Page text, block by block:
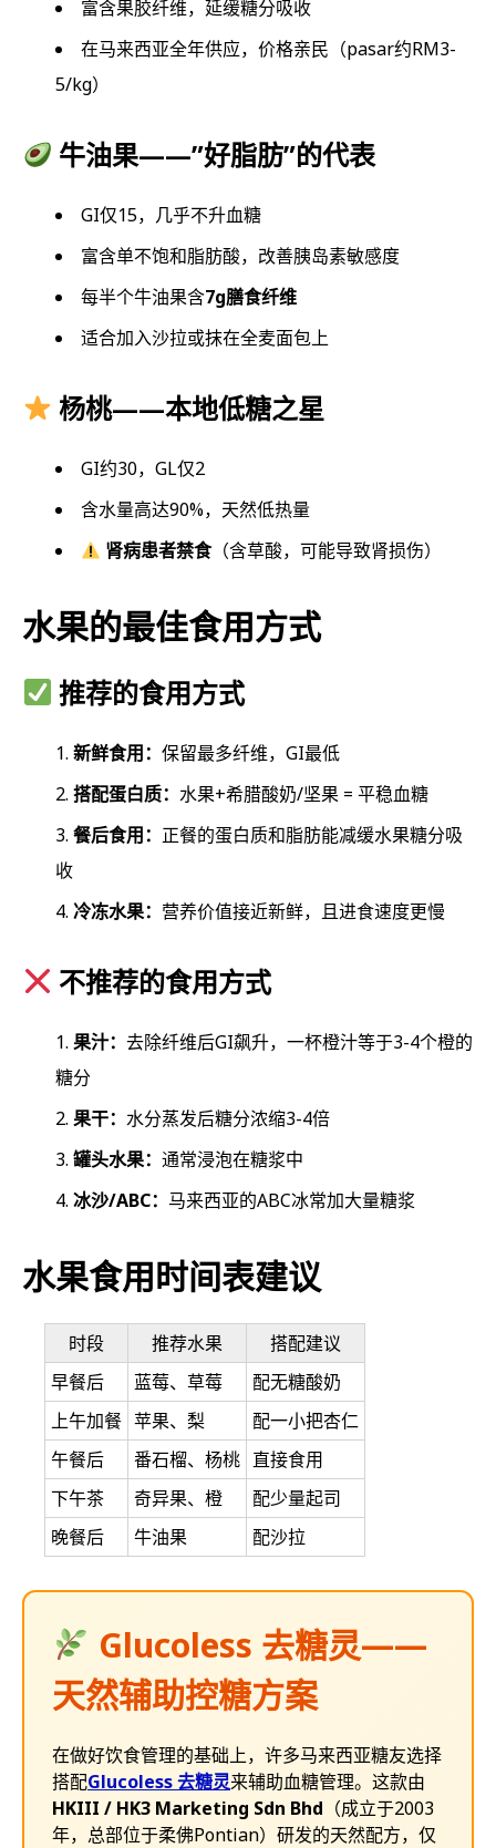
富含果胶纤维，延缓糖分吸收
在马来西亚全年供应，价格亲民（pasar约RM3-
5/kg）
牛油果——”好脂肪”的代表
GI仅15，几乎不升血糖
富含单不饱和脂肪酸，改善胰岛素敏感度
每半个牛油果含7g膳食纤维
适合加入沙拉或抹在全麦面包上
杨桃——本地低糖之星
GI约30，GL仅2
含水量高达90%，天然低热量
肾病患者禁食（含草酸，可能导致肾损伤）
水果的最佳食用方式
推荐的食用方式
新鲜食用： 保留最多纤维，GI最低
搭配蛋白质： 水果+希腊酸奶/坚果 = 平稳血糖
餐后食用： 正餐的蛋白质和脂肪能减缓水果糖分吸
收
冷冻水果： 营养价值接近新鲜，且进食速度更慢
不推荐的食用方式
果汁： 去除纤维后GI飙升，一杯橙汁等于3-4个橙的
糖分
果干： 水分蒸发后糖分浓缩3-4倍
罐头水果： 通常浸泡在糖浆中
冰沙/ABC： 马来西亚的ABC冰常加大量糖浆
水果食用时间表建议
时段 推荐水果
搭配建议
早餐后
蓝莓、草莓
配无糖酸奶
上午加餐 苹果、梨
配一小把杏仁
午餐后
番石榴、杨桃 直接食用
下午茶
奇异果、橙
配少量起司
晚餐后
牛油果 配沙拉
Glucoless 去糖灵——
天然辅助控糖方案
在做好饮食管理的基础上，许多马来西亚糖友选择
搭配Glucoless 去糖灵来辅助血糖管理。这款由
HKIII / HK3 Marketing Sdn Bhd （成立于2003
年，总部位于柔佛Pontian）研发的天然配方，仅